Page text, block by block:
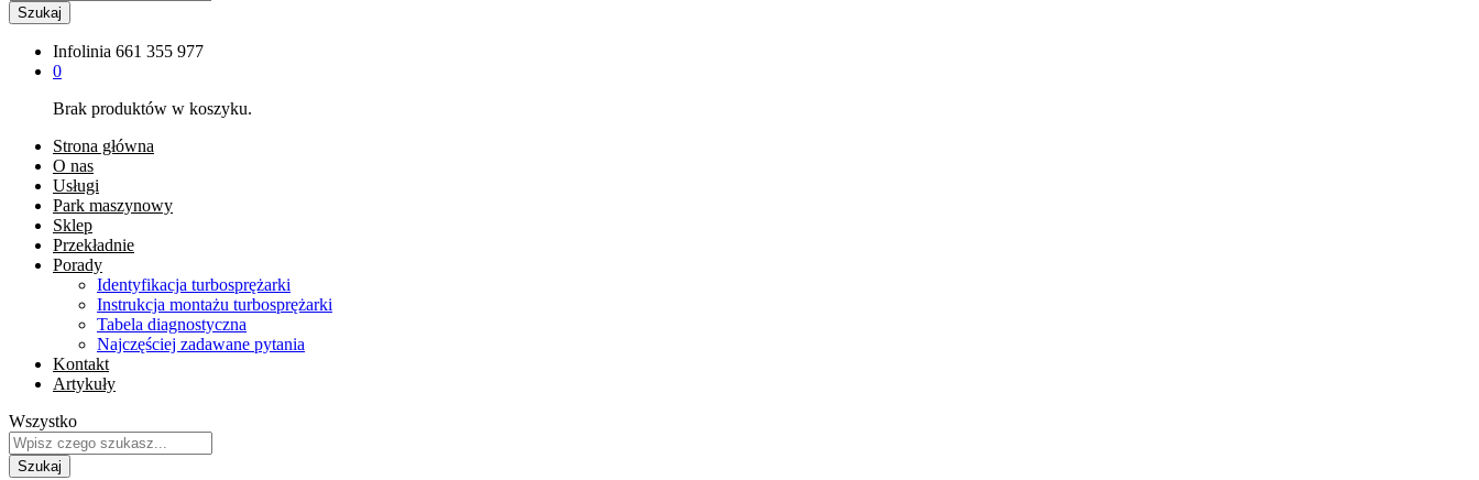
Szukaj
Infolinia 661 355 977
0
Brak produktów w koszyku.
Strona główna
O nas
Usługi
Park maszynowy
Sklep
Przekładnie
Porady
Identyfikacja turbosprężarki
Instrukcja montażu turbosprężarki
Tabela diagnostyczna
Najczęściej zadawane pytania
Kontakt
Artykuły
Wszystko
Szukaj